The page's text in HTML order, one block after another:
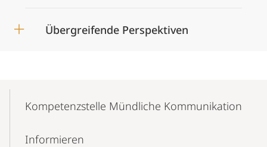
Übergreifende Perspektiven
NavigationKompetenzstelle Mündliche Kommunikation
Informieren